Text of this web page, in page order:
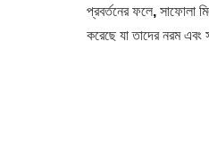
প্রবর্তনের ফলে, সাফোলা
করেছে যা তাদের নরম